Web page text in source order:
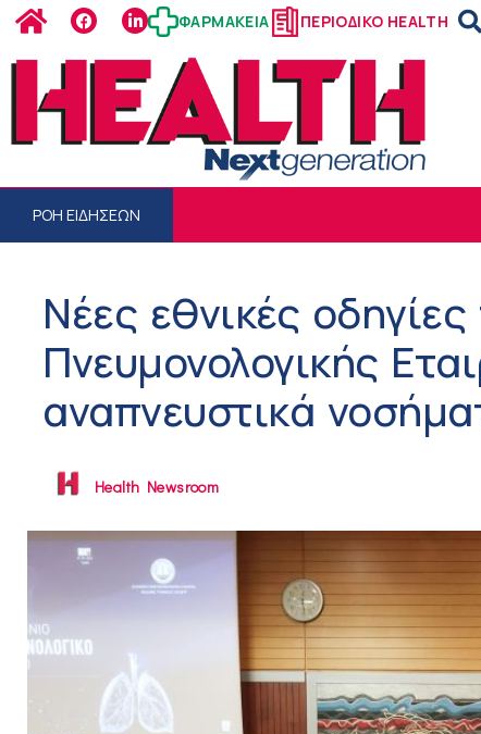
ΦΑΡΜΑΚΕΙΑ ΠΕΡΙΟΔΙΚΟ HEALTH
ΡΟΗ ΕΙΔΗΣΕΩΝ
Νέες εθνικές
Πνευμονολογικής
αναπνευστικά
Health Newsroom